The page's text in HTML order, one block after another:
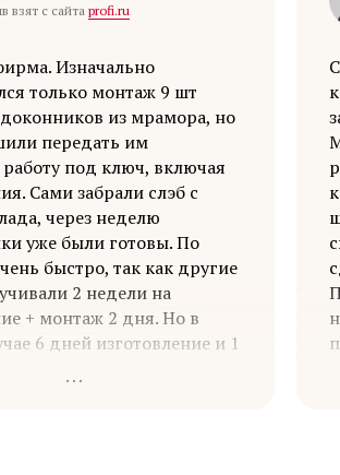
взят с сайта profi.ru
Изначально
только монтаж 9 шт
из мрамора, но
передать им
под ключ, включая
Сами забрали слэб с
через неделю
уже были готовы. По
быстро, так как другие
2 недели на
+ монтаж 2 дня. Но в
6 дней изготовление и 1